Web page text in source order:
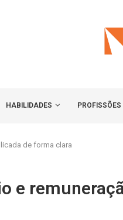
HABILIDADES PROFISSÕES
de forma clara
e